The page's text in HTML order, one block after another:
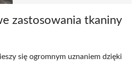
zastosowania tkaniny
się ogromnym uznaniem dzięki